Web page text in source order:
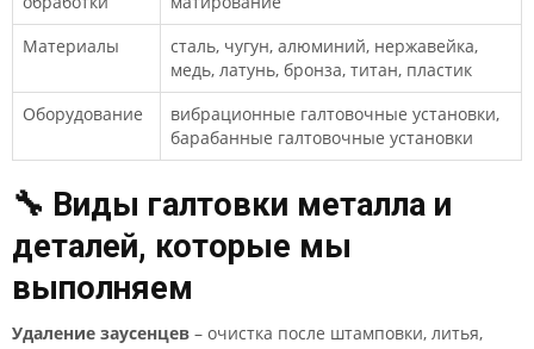
Материалы
сталь, чугун, алюминий, нержавейка,
медь, латунь, бронза, титан, пластик
Оборудование
вибрационные галтовочные установки,
барабанные галтовочные установки
🔧 Виды галтовки металла и
деталей, которые мы
выполняем
Удаление заусенцев – очистка после штамповки, литья,